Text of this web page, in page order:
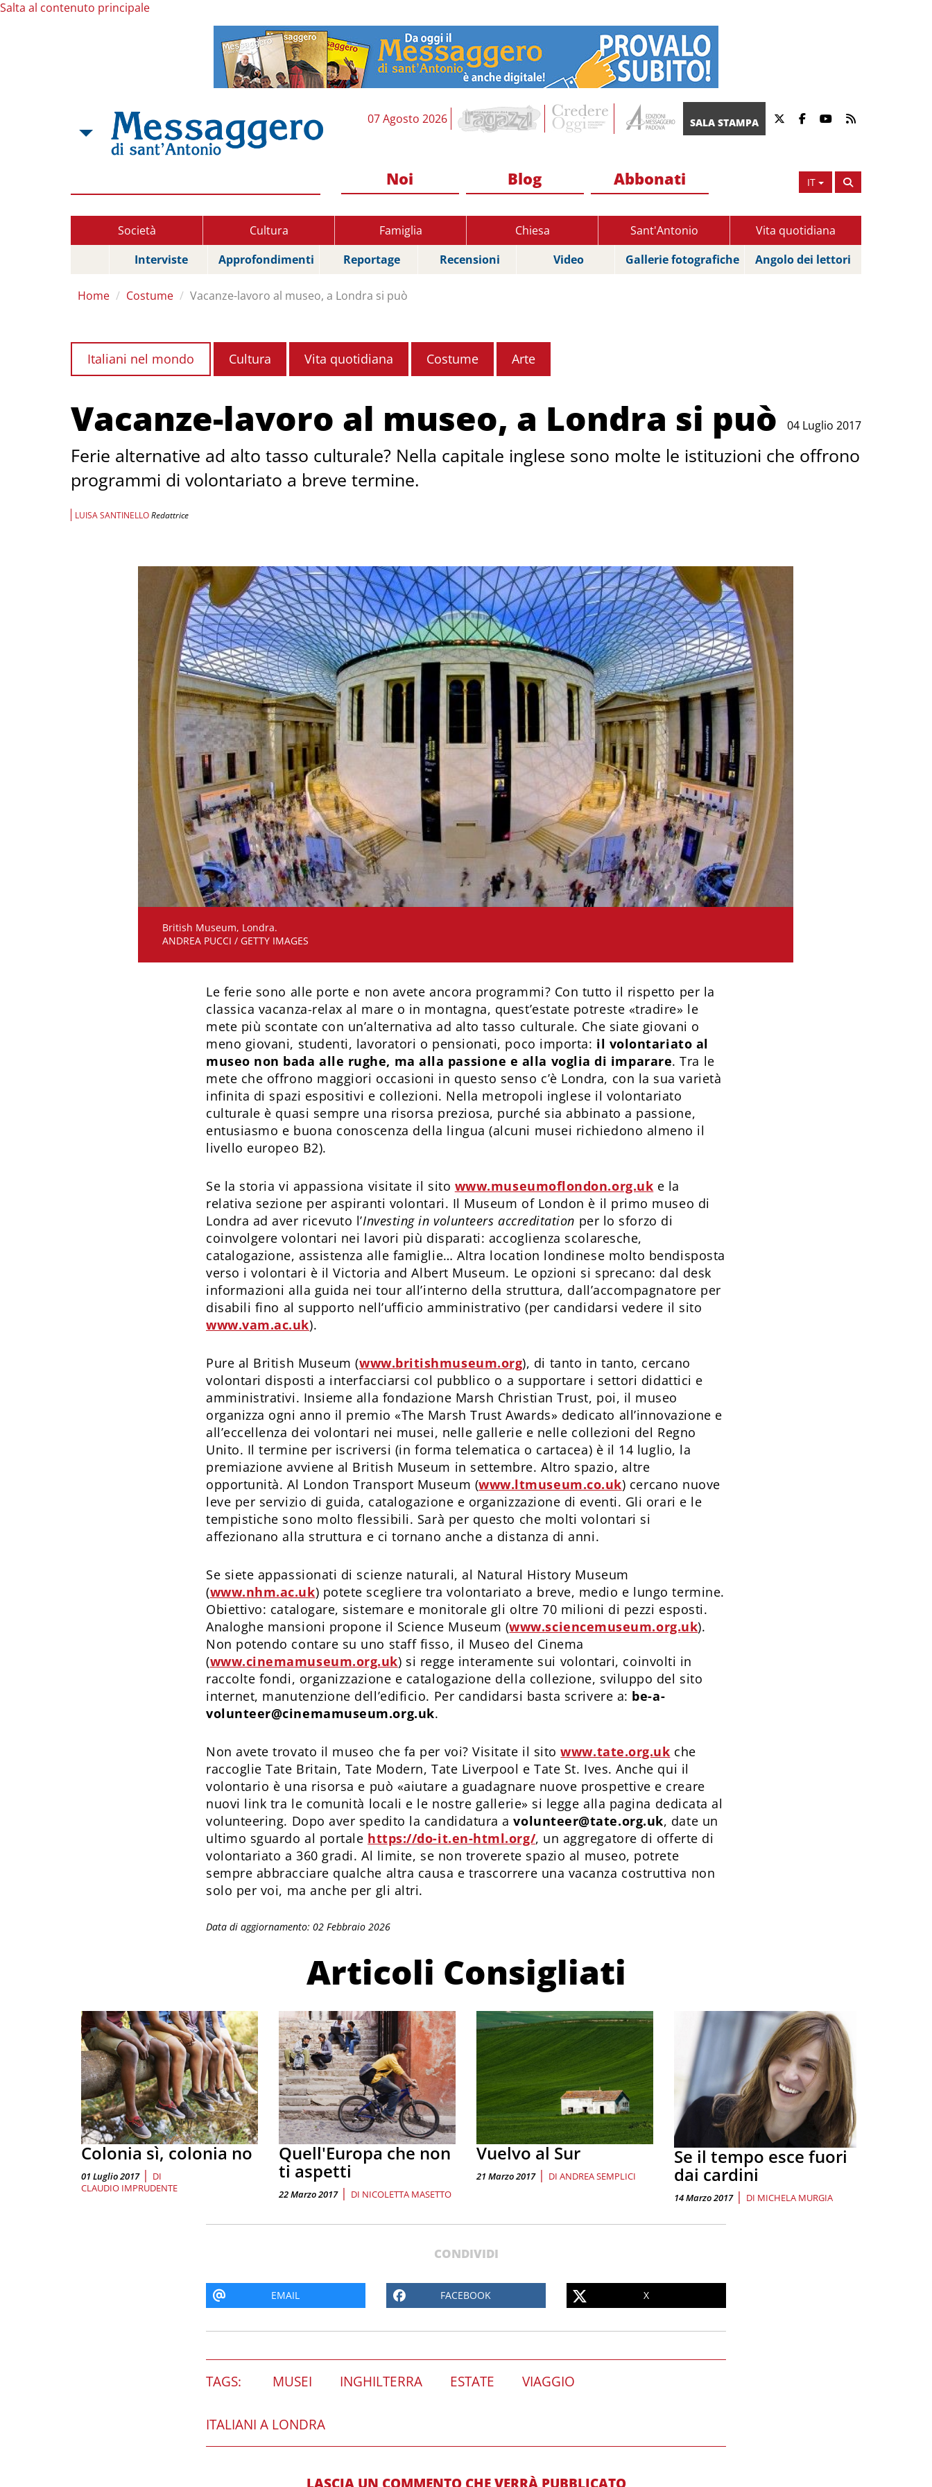
Salta al contenuto principale
07 Agosto 2026 SALA STAMPA
IT
Noi Blog Abbonati
Società Cultura Famiglia Chiesa Sant'Antonio
Vita quotidiana
Interviste
Approfondimenti Reportage Recensioni Video Gallerie fotografiche Angolo dei lettori
Home Costume Vacanze-lavoro al museo, a Londra si può
Italiani nel mondo Cultura Vita quotidiana Costume Arte
04 Luglio 2017
Vacanze-lavoro al museo, a Londra si può
Ferie alternative ad alto tasso culturale? Nella capitale inglese sono molte le istituzioni che offrono
programmi di volontariato a breve termine.
LUISA SANTINELLORedattrice
British Museum, Londra.
ANDREA PUCCI / GETTY IMAGES
Le ferie sono alle porte e non avete ancora programmi? Con tutto il rispetto per la
classica vacanza-relax al mare o in montagna, quest’estate potreste «tradire» le
mete più scontate con un’alternativa ad alto tasso culturale. Che siate giovani o
meno giovani, studenti, lavoratori o pensionati, poco importa: il volontariato al
museo non bada alle rughe, ma alla passione e alla voglia di imparare. Tra le
mete che offrono maggiori occasioni in questo senso c’è Londra, con la sua varietà
infinita di spazi espositivi e collezioni. Nella metropoli inglese il volontariato
culturale è quasi sempre una risorsa preziosa, purché sia abbinato a passione,
entusiasmo e buona conoscenza della lingua (alcuni musei richiedono almeno il
livello europeo B2).
Se la storia vi appassiona visitate il sito www.museumoflondon.org.uk e la
relativa sezione per aspiranti volontari. Il Museum of London è il primo museo di
Londra ad aver ricevuto l’Investing in volun­teers accreditation per lo sforzo di
coinvolgere volontari nei lavori più disparati: accoglienza scolaresche,
catalogazione, assistenza alle famiglie… Altra location londinese molto bendisposta
verso i volontari è il Victoria and Albert Museum. Le opzioni si sprecano: dal desk
informazioni alla guida nei tour all’interno della struttura, dall’accompagnatore per
disabili fino al supporto nell’ufficio amministrativo (per candidarsi vedere il sito
www.vam.ac.uk).
Pure al British Museum (www.britishmuseum.org), di tanto in tanto, cercano
volontari disposti a interfacciarsi col pubblico o a supportare i settori didattici e
amministrativi. Insieme alla fondazione Marsh Christian Trust, poi, il museo
organizza ogni anno il premio «The Marsh Trust Awards» dedicato all’innovazione e
all’eccellenza dei volontari nei musei, nelle gallerie e nelle collezioni del Regno
Unito. Il termine per iscriversi (in forma telematica o cartacea) è il 14 luglio, la
premiazione avviene al British Museum in settembre. Altro spazio, altre
opportunità. Al London Transport Museum (www.ltmuseum.co.uk) cercano nuove
leve per servizio di guida, catalogazione e organizzazione di eventi. Gli orari e le
tempistiche sono molto flessibili. Sarà per questo che molti volontari si
affezionano alla struttura e ci tornano anche a distanza di anni.
Se siete appassionati di scienze naturali, al Natural History Museum
(www.nhm.ac.uk) potete scegliere tra volontariato a breve, medio e lungo termine.
Obiettivo: catalogare, sistemare e monitorale gli oltre 70 milioni di pezzi esposti.
Analoghe mansioni propone il Science Museum (www.sciencemuseum.org.uk).
Non potendo contare su uno staff fisso, il Museo del Cinema
(www.cinemamuseum.org.uk) si regge interamente sui volontari, coinvolti in
raccolte fondi, organizzazione e catalogazione della collezione, sviluppo del sito
internet, manutenzione dell’edificio. Per candidarsi basta scrivere a: be-a-
volunteer@cinemamuseum.org.uk.
Non avete trovato il museo che fa per voi? Visitate il sitowww.tate.org.uk che
raccoglie Tate Britain, Tate Modern, Tate Liverpool e Tate St. Ives. Anche qui il
volontario è una risorsa e può «aiutare a guadagnare nuove prospettive e creare
nuovi link tra le comunità locali e le nostre gallerie» si legge alla pagina dedicata al
volunteering. Dopo aver spedito la candidatura avolunteer@tate.org.uk, date un
ultimo sguardo al portale https://do-it.en-html.org/, un aggregatore di offerte di
volontariato a 360 gradi. Al limite, se non troverete spazio al museo, potrete
sempre abbracciare qualche altra causa e trascorrere una vacanza costruttiva non
solo per voi, ma anche per gli altri.
Data di aggiornamento: 02 Febbraio 2026
Articoli Consigliati
Colonia sì, colonia no
01 Luglio 2017 | DI
CLAUDIO IMPRUDENTE
Quell'Europa che non
ti aspetti
22 Marzo 2017 | DI NICOLETTA MASETTO
Vuelvo al Sur
21 Marzo 2017 | DI ANDREA SEMPLICI
Se il tempo esce fuori
dai cardini
14 Marzo 2017 | DI MICHELA MURGIA
CONDIVIDI
EMAIL FACEBOOK X
TAGS: MUSEI INGHILTERRA ESTATE VIAGGIO
ITALIANI A LONDRA